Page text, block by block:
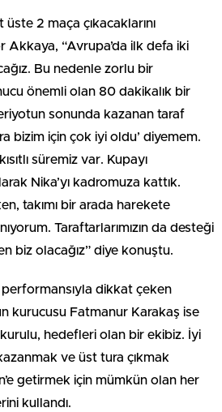
2 maça çıkacaklarını
Akkaya, “Avrupa’da ilk defa iki
Bu nedenle zorlu bir
önemli olan 80 dakikalık bir
sonunda kazanan taraf
bizim için çok iyi oldu’ diyemem.
süremiz var. Kupayı
Nika’yı kadromuza kattık.
takımı bir arada harekete
Taraftarlarımızın da desteği
biz olacağız” diye konuştu.
performansıyla dikkat çeken
kurucusu Fatmanur Karakaş ise
hedefleri olan bir ekibiz. İyi
kazanmak ve üst tura çıkmak
getirmek için mümkün olan her
kullandı.